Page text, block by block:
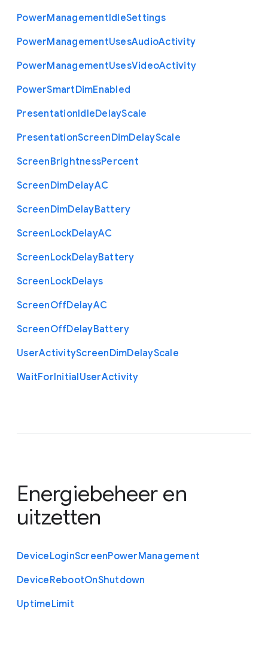
PowerManagementIdleSettings
PowerManagementUsesAudioActivity
PowerManagementUsesVideoActivity
PowerSmartDimEnabled
PresentationIdleDelayScale
PresentationScreenDimDelayScale
ScreenBrightnessPercent
ScreenDimDelayAC
ScreenDimDelayBattery
ScreenLockDelayAC
ScreenLockDelayBattery
ScreenLockDelays
ScreenOffDelayAC
ScreenOffDelayBattery
UserActivityScreenDimDelayScale
WaitForInitialUserActivity
Energiebeheer en
uitzetten
DeviceLoginScreenPowerManagement
DeviceRebootOnShutdown
UptimeLimit